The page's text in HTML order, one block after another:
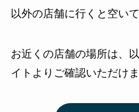
以外の店舗に行くと空い
お近くの店舗の場所は、
イトよりご確認いただけま